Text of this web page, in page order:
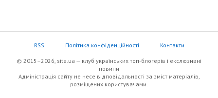
RSS Політика конфіденційності Контакти
© 2015–2026, site.ua — клуб українських топ-блогерів i екслюзивнi
новини
Адміністрація сайту не несе відповідальності за зміст матеріалів,
розміщених користувачами.